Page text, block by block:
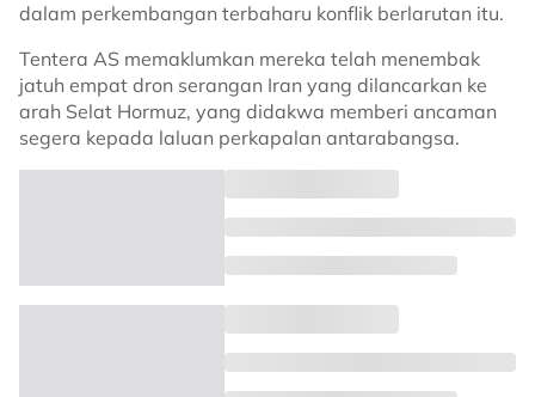
dalam perkembangan terbaharu konflik berlarutan itu.
Tentera AS memaklumkan mereka telah menembak
jatuh empat dron serangan Iran yang dilancarkan ke
arah Selat Hormuz, yang didakwa memberi ancaman
segera kepada laluan perkapalan antarabangsa.